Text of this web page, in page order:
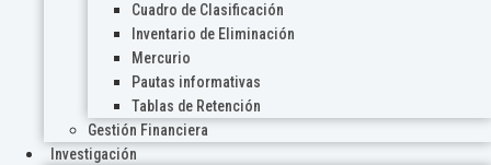
Cuadro de Clasificación
Inventario de Eliminación
Mercurio
Pautas informativas
Tablas de Retención
Gestión Financiera
Investigación